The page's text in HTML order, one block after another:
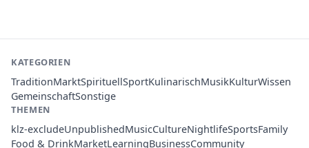
KATEGORIEN
TraditionMarktSpirituellSportKulinarischMusikKulturWissen
GemeinschaftSonstige
THEMEN
klz-excludeUnpublishedMusicCultureNightlifeSportsFamily
Food & DrinkMarketLearningBusinessCommunity